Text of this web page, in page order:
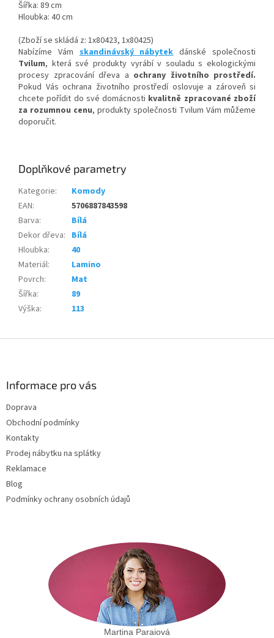
Šířka: 89 cm
Hloubka: 40 cm
(Zboží se skládá z: 1x80423, 1x80425)
Nabízíme Vám skandinávský nábytek dánské společnosti
Tvilum, která své produkty vyrábí v souladu s ekologickými
procesy zpracování dřeva a ochrany životního prostředí.
Pokud Vás ochrana životního prostředí oslovuje a zároveň si
chcete pořídit do své domácnosti kvalitně zpracované zboží
za rozumnou cenu, produkty společnosti Tvilum Vám můžeme
doporučit.
Doplňkové parametry
Kategorie:
Komody
EAN:
5706887843598
Barva:
Bílá
Dekor dřeva: Bílá
Hloubka:
40
Materiál:
Lamino
Povrch:
Mat
Šířka:
89
Výška: 113
Informace pro vás
Doprava
Obchodní podmínky
Kontakty
Prodej nábytku na splátky
Reklamace
Blog
Podmínky ochrany osobních údajů
Martina Paraiová